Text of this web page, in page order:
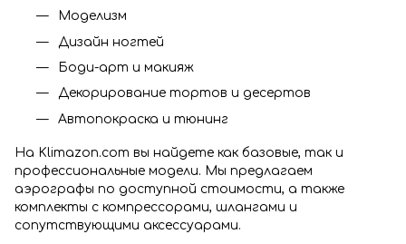
Моделизм
Дизайн ногтей
Боди-арт и макияж
Декорирование тортов и десертов
Автопокраска и тюнинг
На Klimazon.com вы найдете как базовые, так и
профессиональные модели. Мы предлагаем
аэрографы по доступной стоимости, а также
комплекты с компрессорами, шлангами и
сопутствующими аксессуарами.